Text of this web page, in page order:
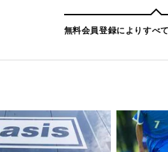
無料会員登録によりすべ